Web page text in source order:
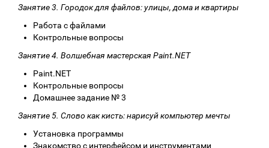
Занятие 3. Городок для файлов: улицы, дома и квартиры
Работа с файлами
Контрольные вопросы
Занятие 4. Волшебная мастерская Paint.NET
Paint.NET
Контрольные вопросы
Домашнее задание № 3
Занятие 5. Слово как кисть: нарисуй компьютер мечты
Установка программы
Знакомство с интерфейсом и инструментами